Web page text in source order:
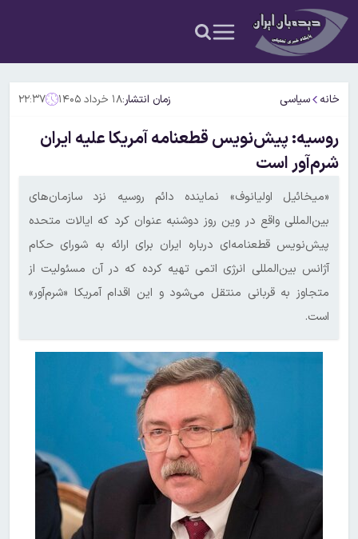
خانه سیاسی زمان انتشار:۱۸ خرداد ۱۴۰۵ ۲۲:۳۷
روسیه: پیش‌نویس قطعنامه آمریکا علیه ایران
شرم‌آور است
«میخائیل اولیانوف» نماینده دائم روسیه نزد سازمان‌های
بین‌المللی واقع در وین روز دوشنبه عنوان کرد که ایالات متحده
پیش‌نویس قطعنامه‌ای درباره ایران برای ارائه به شورای حکام
آژانس بین‌المللی انرژی اتمی تهیه کرده که در آن مسئولیت از
متجاوز به قربانی منتقل می‌شود و این اقدام آمریکا «شرم‌آور»
است.